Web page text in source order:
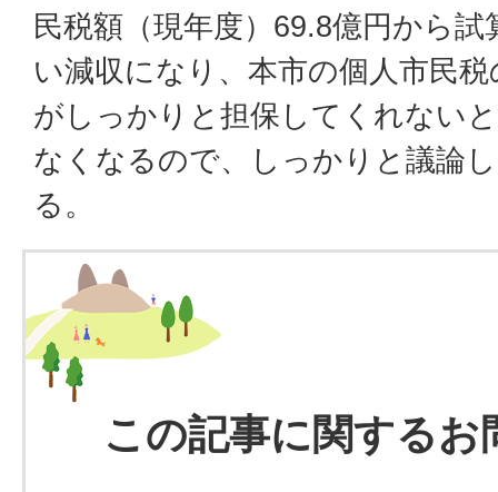
民税額（現年度）69.8億円から
い減収になり、本市の個人市民
がしっかりと担保してくれない
なくなるので、しっかりと議論
る。
この記事に関するお